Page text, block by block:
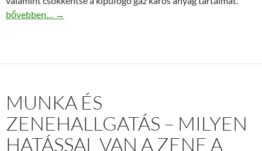
Katalizátor tudnivalók
bővebben… →
MUNKA ÉS
ZENEHALLGATÁS – MILYEN
HATÁSSAL VAN A ZENE A